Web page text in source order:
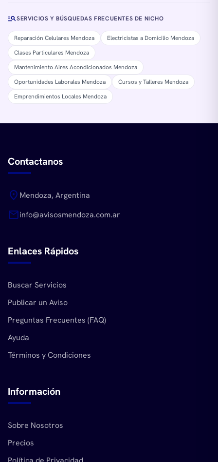
manage_searchSERVICIOS Y BÚSQUEDAS FRECUENTES DE NICHO
Reparación Celulares Mendoza
Electricistas a Domicilio Mendoza
Clases Particulares Mendoza
Mantenimiento Aires Acondicionados Mendoza
Oportunidades Laborales Mendoza
Cursos y Talleres Mendoza
Emprendimientos Locales Mendoza
Contactanos
location_on Mendoza, Argentina
mailinfo@avisosmendoza.com.ar
Enlaces Rápidos
Buscar Servicios
Publicar un Aviso
Preguntas Frecuentes (FAQ)
Ayuda
Términos y Condiciones
Información
Sobre Nosotros
Precios